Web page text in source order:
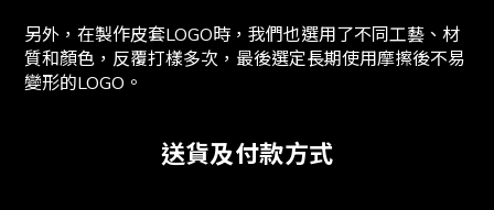
另外，在製作皮套LOGO時，我們也選用了不同工藝、材
質和顏色，反覆打樣多次，最後選定長期使用摩擦後不易
變形的LOGO。
送貨及付款方式